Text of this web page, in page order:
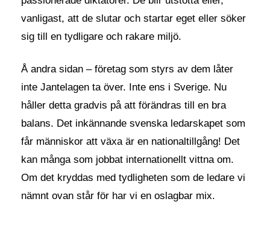
vanligast, att de slutar och startar eget eller söker
sig till en tydligare och rakare miljö.
Å andra sidan – företag som styrs av dem låter
inte Jantelagen ta över. Inte ens i Sverige. Nu
håller detta gradvis på att förändras till en bra
balans. Det inkännande svenska ledarskapet som
får människor att växa är en nationaltillgång! Det
kan många som jobbat internationellt vittna om.
Om det kryddas med tydligheten som de ledare vi
nämnt ovan står för har vi en oslagbar mix.